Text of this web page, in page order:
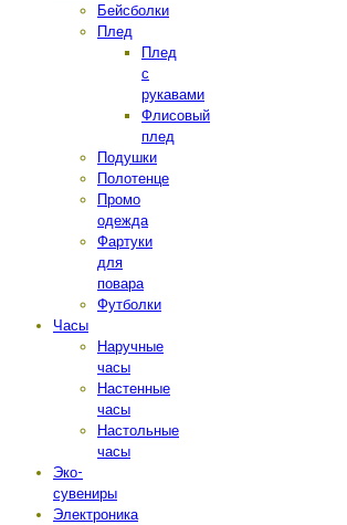
Бейсболки
Плед
Плед
с
рукавами
Флисовый
плед
Подушки
Полотенце
Промо
одежда
Фартуки
для
повара
Футболки
Часы
Наручные
часы
Настенные
часы
Настольные
часы
Эко-
сувениры
Электроника